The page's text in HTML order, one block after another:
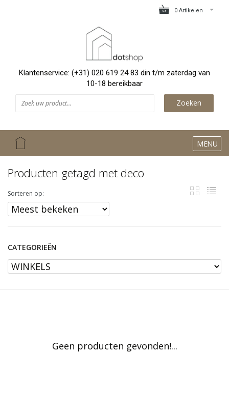
0 Artikelen
Klantenservice: (+31) 020 619 24 83 din t/m zaterdag van
10-18 bereikbaar
Zoeken
MENU
Producten getagd met deco
Sorteren op:
CATEGORIEËN
Geen producten gevonden!...